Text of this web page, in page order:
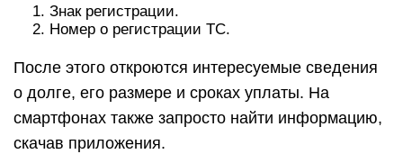
Знак регистрации.
Номер о регистрации ТС.
После этого откроются интересуемые сведения
о долге, его размере и сроках уплаты. На
смартфонах также запросто найти информацию,
скачав приложения.